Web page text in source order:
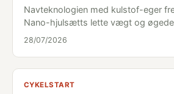
Navteknologien med kulstof-eger
Nano-hjulsætts lette vægt og
28/07/2026
CYKELSTART